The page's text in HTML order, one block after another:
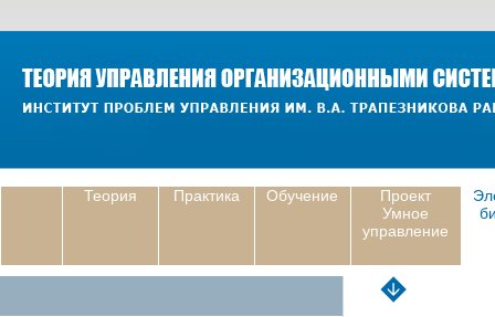
Теория Практика Обучение
Проект
Умное
управление